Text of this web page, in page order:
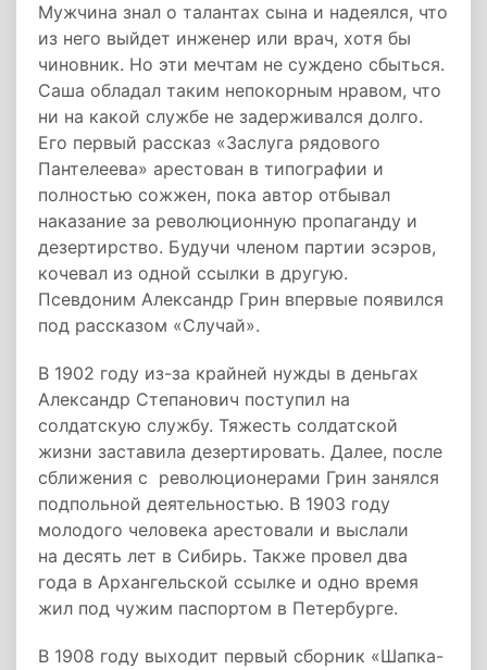
Мужчина знал о талантах сына и надеялся, что
из него выйдет инженер или врач, хотя бы
чиновник. Но эти мечтам не суждено сбыться.
Саша обладал таким непокорным нравом, что
ни на какой службе не задерживался долго.
Его первый рассказ «Заслуга рядового
Пантелеева» арестован в типографии и
полностью сожжен, пока автор отбывал
наказание за революционную пропаганду и
дезертирство. Будучи членом партии эсэров,
кочевал из одной ссылки в другую.
Псевдоним Александр Грин впервые появился
под рассказом «Случай».
В 1902 году из-за крайней нужды в деньгах
Александр Степанович поступил на
солдатскую службу. Тяжесть солдатской
жизни заставила дезертировать. Далее, после
сближения с революционерами Грин занялся
подпольной деятельностью. В 1903 году
молодого человека арестовали и выслали
на десять лет в Сибирь. Также провел два
года в Архангельской ссылке и одно время
жил под чужим паспортом в Петербурге.
В 1908 году выходит первый сборник «Шапка-